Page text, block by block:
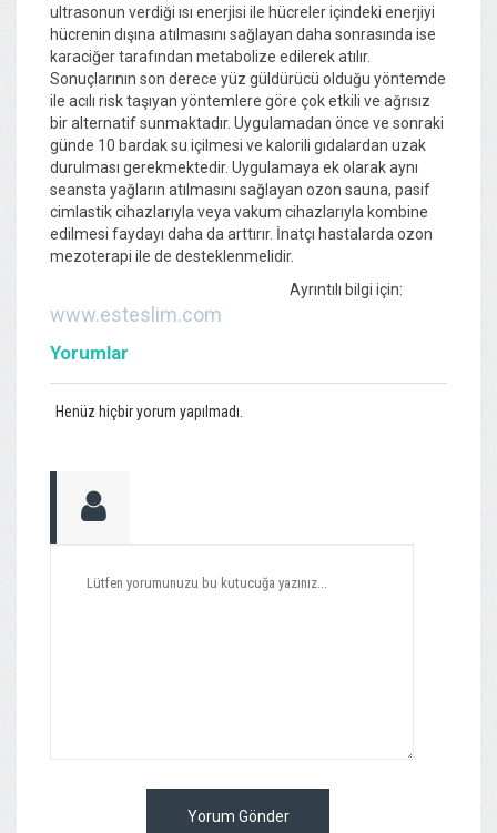
ultrasonun verdiği ısı enerjisi ile hücreler içindeki enerjiyi
hücrenin dışına atılmasını sağlayan daha sonrasında ise
karaciğer tarafından metabolize edilerek atılır.
Sonuçlarının son derece yüz güldürücü olduğu yöntemde
ile acılı risk taşıyan yöntemlere göre çok etkili ve ağrısız
bir alternatif sunmaktadır. Uygulamadan önce ve sonraki
günde 10 bardak su içilmesi ve kalorili gıdalardan uzak
durulması gerekmektedir. Uygulamaya ek olarak aynı
seansta yağların atılmasını sağlayan ozon sauna, pasif
cimlastik cihazlarıyla veya vakum cihazlarıyla kombine
edilmesi faydayı daha da arttırır. İnatçı hastalarda ozon
mezoterapi ile de desteklenmelidir.
Ayrıntılı bilgi için:
www.esteslim.com
Yorumlar
Henüz hiçbir yorum yapılmadı.
Yorum Gönder